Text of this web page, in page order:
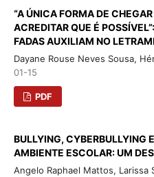
“A ÚNICA FORMA DE
ACREDITAR QUE É
FADAS AUXILIAM NO
Dayane Rouse Neves Sousa,
01-15
PDF
BULLYING, CYBERBULLYING
AMBIENTE ESCOLAR: UM
Angelo Raphael Mattos, Larissa